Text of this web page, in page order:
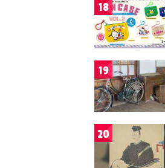
18
19
20